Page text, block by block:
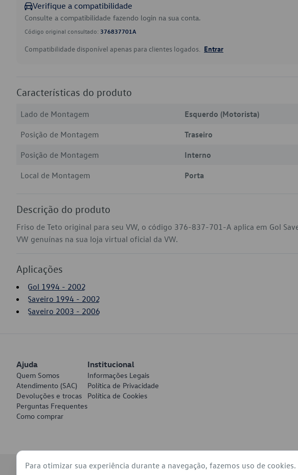
Verifique a compatibilidade
Consulte a compatibilidade fazendo login na sua conta.
Código original consultado: 376837701A
Compatibilidade disponível apenas para clientes logados. Entrar
Características do produto
Lado de Montagem
Esquerdo (Motorista)
Posição de Montagem
Traseiro
Posição de Montagem
Interno
Local de Montagem
Porta
Descrição do produto
Friso de Teto original para seu VW, o código 376-837-701-A aplica em Gol
VW genuínas na sua loja virtual oficial da VW.
Aplicações
Gol 1994 - 2002
Saveiro 1994 - 2002
Saveiro 2003 - 2006
Ajuda
Quem Somos
Atendimento (SAC)
Devoluções e trocas
Perguntas Frequentes
Como comprar
Institucional
Informações Legais
Política de Privacidade
Política de Cookies
Para otimizar sua experiência durante a navegação, fazemos uso de